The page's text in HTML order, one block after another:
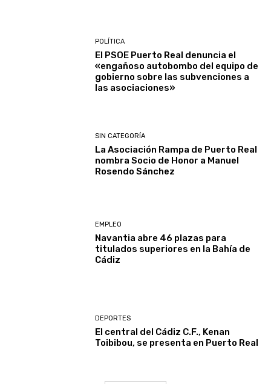
POLÍTICA
El PSOE Puerto Real denuncia el
«engañoso autobombo del equipo de
gobierno sobre las subvenciones a
las asociaciones»
SIN CATEGORÍA
La Asociación Rampa de Puerto Real
nombra Socio de Honor a Manuel
Rosendo Sánchez
EMPLEO
Navantia abre 46 plazas para
titulados superiores en la Bahía de
Cádiz
DEPORTES
El central del Cádiz C.F., Kenan
Toibibou, se presenta en Puerto Real